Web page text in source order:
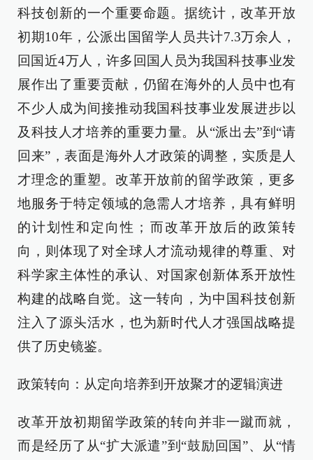
科技创新的一个重要命题。据统计，改革开放
初期10年，公派出国留学人员共计7.3万余人，
回国近4万人，许多回国人员为我国科技事业发
展作出了重要贡献，仍留在海外的人员中也有
不少人成为间接推动我国科技事业发展进步以
及科技人才培养的重要力量。从“派出去”到“请
回来”，表面是海外人才政策的调整，实质是人
才理念的重塑。改革开放前的留学政策，更多
地服务于特定领域的急需人才培养，具有鲜明
的计划性和定向性；而改革开放后的政策转
向，则体现了对全球人才流动规律的尊重、对
科学家主体性的承认、对国家创新体系开放性
构建的战略自觉。这一转向，为中国科技创新
注入了源头活水，也为新时代人才强国战略提
供了历史镜鉴。
政策转向：从定向培养到开放聚才的逻辑演进
改革开放初期留学政策的转向并非一蹴而就，
而是经历了从“扩大派遣”到“鼓励回国”、从“情